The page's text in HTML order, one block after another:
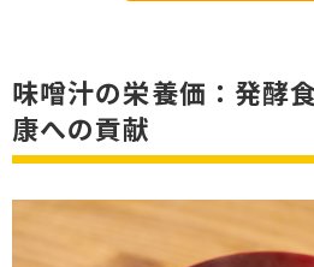
味噌汁の栄養価：発酵
康への貢献